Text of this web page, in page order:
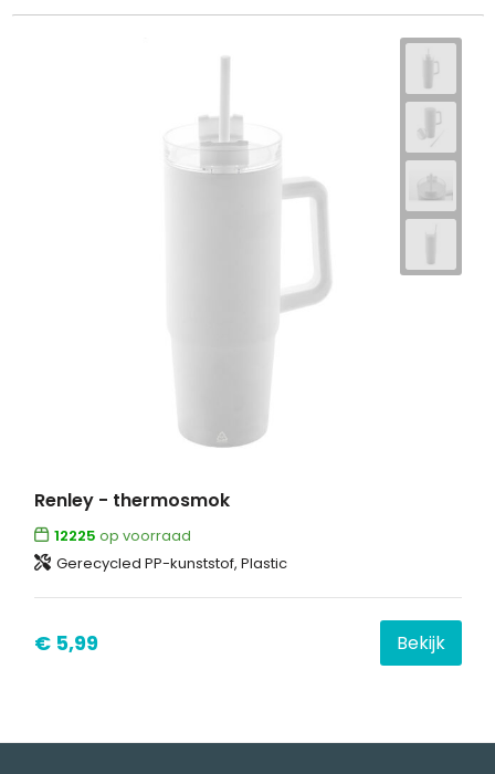
Renley - thermosmok
12225 op voorraad
Gerecycled PP-kunststof, Plastic
€ 5,99 Bekijk